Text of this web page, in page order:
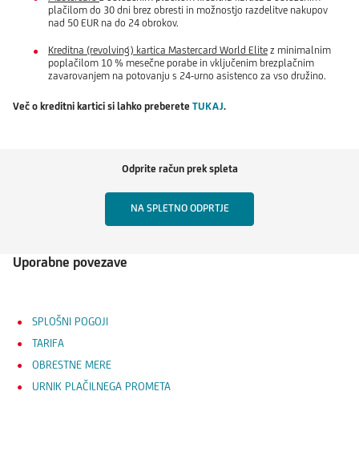
plačilom do 30 dni brez obresti in možnostjo razdelitve nakupov
nad 50 EUR na do 24 obrokov.
Kreditna (revolving) kartica Mastercard World Elite z minimalnim
poplačilom 10 % mesečne porabe in vključenim brezplačnim
zavarovanjem na potovanju s 24-urno asistenco za vso družino.
Več o kreditni kartici si lahko preberete TUKAJ.
Odprite račun prek spleta
NA SPLETNO ODPRTJE
Uporabne povezave
SPLOŠNI POGOJI
TARIFA
OBRESTNE MERE
URNIK PLAČILNEGA PROMETA